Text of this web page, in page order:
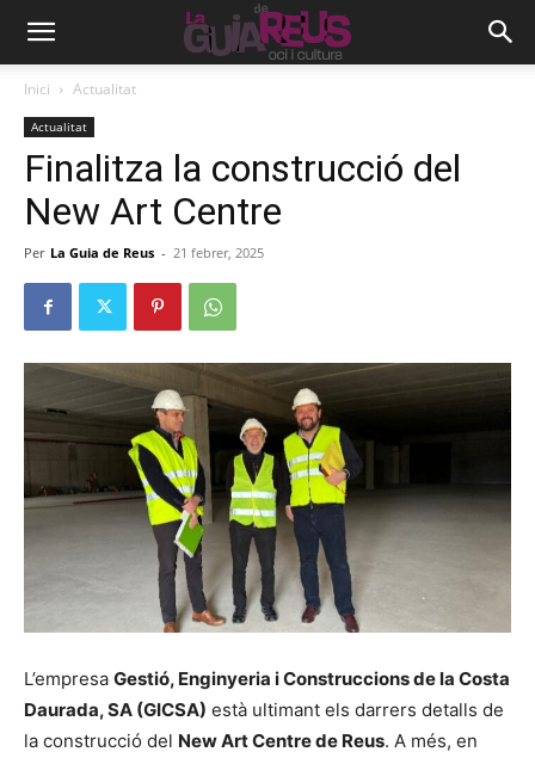
Inici Actualitat
Actualitat
Finalitza la construcció del
New Art Centre
Per La Guia de Reus - 21 febrer, 2025
L’empresa Gestió, Enginyeria i Construccions de la Costa
Daurada, SA (GICSA) està ultimant els darrers detalls de
la construcció del New Art Centre de Reus. A més, en